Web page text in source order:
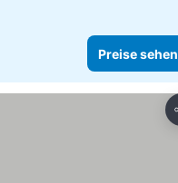
Preise sehen